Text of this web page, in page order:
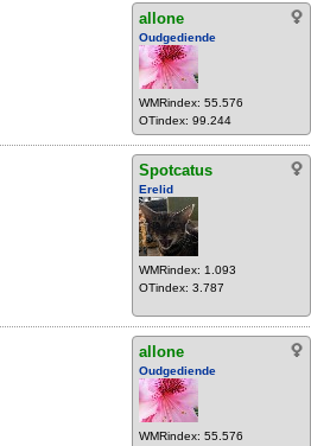
allone
Oudgediende
WMRindex: 55.576
OTindex: 99.244
Spotcatus
Erelid
WMRindex: 1.093
OTindex: 3.787
allone
Oudgediende
WMRindex: 55.576